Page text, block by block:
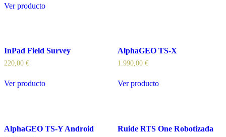
Ver producto
InPad Field Survey
220,00 €
Ver producto
AlphaGEO TS-X
1.990,00 €
Ver producto
AlphaGEO TS-Y Android Ruide RTS One Robotizada